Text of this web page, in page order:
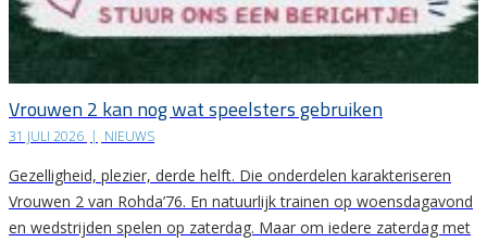
Vrouwen 2 kan nog wat speelsters gebruiken
31 JULI 2026 | NIEUWS
Gezelligheid, plezier, derde helft. Die onderdelen karakteriseren
Vrouwen 2 van Rohda’76. En natuurlijk trainen op woensdagavond
en wedstrijden spelen op zaterdag. Maar om iedere zaterdag met